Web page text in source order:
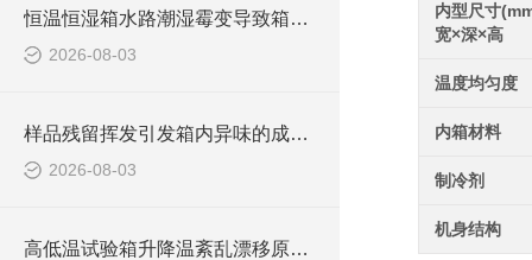
恒温恒湿箱水路潮湿霉变导致箱内异味的排查与养护技巧
2026-08-03
样品残留挥发引发箱内异味的成因与清除方案
2026-08-03
高低温试验箱升降温紊乱漂移原因及长效解决养护方案
内型尺寸
宽×深×高
温度均匀度
内箱材料
制冷剂
机身结构